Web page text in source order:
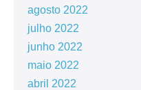
agosto 2022
julho 2022
junho 2022
maio 2022
abril 2022